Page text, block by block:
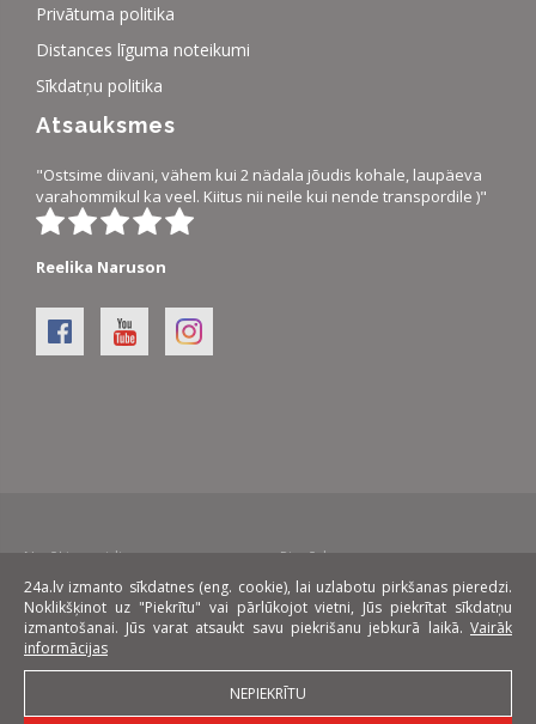
24a.lv izmanto sīkdatnes (eng. cookie), lai uzlabotu pirkšanas pieredzi.
Noklikšķinot uz "Piekrītu" vai pārlūkojot vietni, Jūs piekrītat sīkdatņu
izmantošanai. Jūs varat atsaukt savu piekrišanu jebkurā laikā. Vairāk
informācijas
NEPIEKRĪTU
Privātuma politika
Distances līguma noteikumi
Sīkdatņu politika
Atsauksmes
"Ostsime diivani, vähem kui 2 nädala jõudis kohale, laupäeva
varahommikul ka veel. Kiitus nii neile kui nende transpordile )"
Reelika Naruson
Norēķinu veidi: Piegāde:
Līzings: